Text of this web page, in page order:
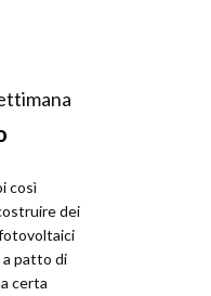
così
dei
a patto di
certa